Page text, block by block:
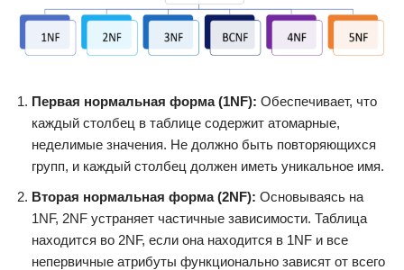
Первая нормальная форма (1NF): Обеспечивает, что
каждый столбец в таблице содержит атомарные,
неделимые значения. Не должно быть повторяющихся
групп, и каждый столбец должен иметь уникальное имя.
Вторая нормальная форма (2NF): Основываясь на
1NF, 2NF устраняет частичные зависимости. Таблица
находится во 2NF, если она находится в 1NF и все
непервичные атрибуты функционально зависят от всего